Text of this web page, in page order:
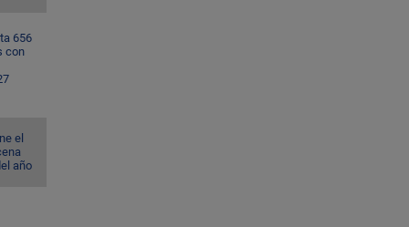
656
con
el
año